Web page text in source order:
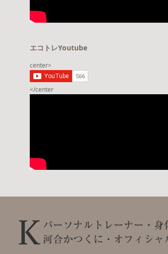
エコトレYoutube
center>
</center